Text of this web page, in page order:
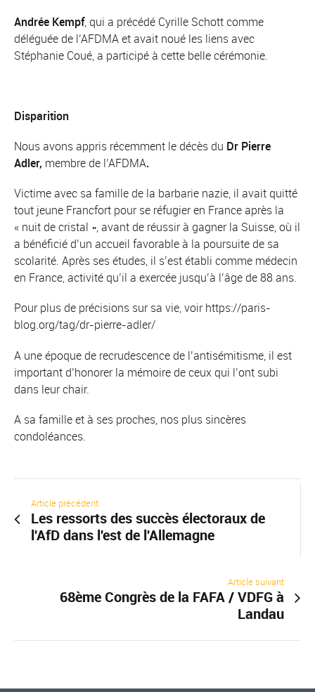
Andrée Kempf, qui a précédé Cyrille Schott comme
déléguée de l’AFDMA et avait noué les liens avec
Stéphanie Coué, a participé à cette belle cérémonie.
Disparition
Nous avons appris récemment le décès du Dr Pierre
Adler, membre de l’AFDMA.
Victime avec sa famille de la barbarie nazie, il avait quitté
tout jeune Francfort pour se réfugier en France après la
« nuit de cristal », avant de réussir à gagner la Suisse, où il
a bénéficié d’un accueil favorable à la poursuite de sa
scolarité. Après ses études, il s’est établi comme médecin
en France, activité qu’il a exercée jusqu’à l’âge de 88 ans.
Pour plus de précisions sur sa vie, voir https://paris-
blog.org/tag/dr-pierre-adler/
A une époque de recrudescence de l’antisémitisme, il est
important d’honorer la mémoire de ceux qui l’ont subi
dans leur chair.
A sa famille et à ses proches, nos plus sincères
condoléances.
Article précédent
Les ressorts des succès électoraux de
l'AfD dans l'est de l'Allemagne
Article suivant
68ème Congrès de la FAFA / VDFG à
Landau